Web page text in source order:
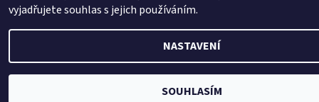
vyjadřujete souhlas s jejich používáním.
NASTAVENÍ
SOUHLASÍM